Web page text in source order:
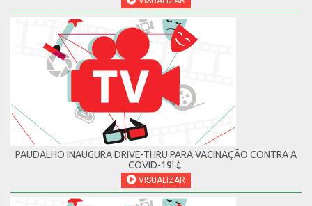
PAUDALHO INAUGURA DRIVE-THRU PARA VACINAÇÃO CONTRA A
COVID-19!💉
VISUALIZAR